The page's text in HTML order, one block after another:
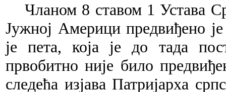
Чланом 8 ставом 1 Устава
Јужној Америци предвиђено
је пета, која је до тада
првобитно није било
следећа изјава Патријарха